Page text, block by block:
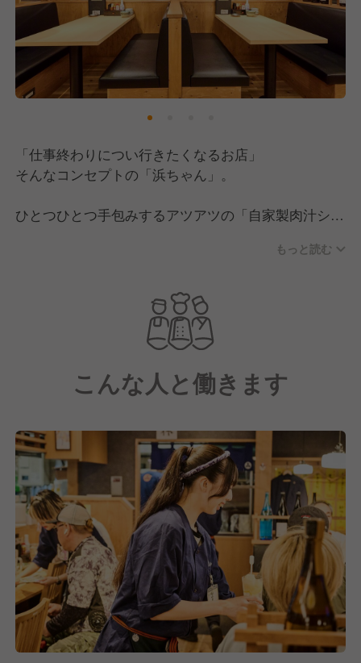
「仕事終わりについ行きたくなるお店」
そんなコンセプトの「浜ちゃん」。
ひとつひとつ手包みするアツアツの「自家製肉汁シュ
強鶏の塩煮込み」など、愛情を込めた手作りの品々が
そんな「浜ちゃん」では
最高の笑顔で働ける環境をつくり、
お客様が「ただいま！」と帰りたくなるような、
この街の“元気の源”となるようなお店を目指していま
もっと読む
こんな人と働きます